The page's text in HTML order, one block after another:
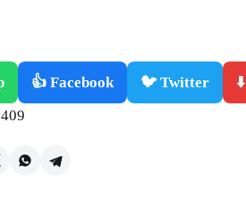
👍 Facebook 🐦 Twitter
409